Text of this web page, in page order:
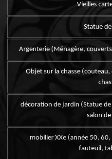
Vieilles
Statue
Argenterie (Ménagère,
Objet sur la chasse
décoration de jardin (Statue
salon
mobilier XXe (année 50,
fauteuil,